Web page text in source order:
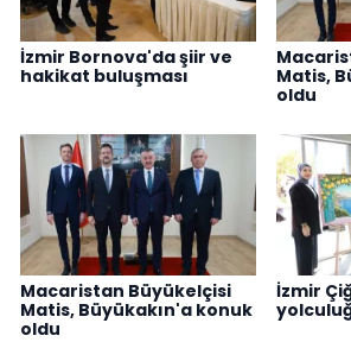
İzmir Bornova'da şiir ve
hakikat buluşması
Matis,
oldu
Macaristan Büyükelçisi
Matis, Büyükakın'a konuk
oldu
İzmir